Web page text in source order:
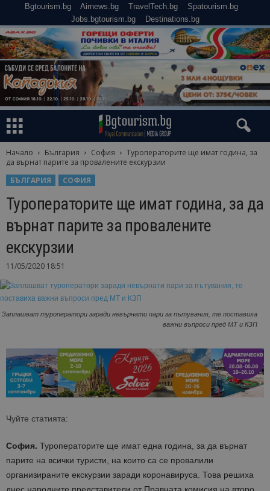
Bgtourism.bg Airnews.bg TravelTech.bg
Spatourism.bg
Jobs.bgtourism.bg
Destinations.bg
Начало България София
Туроператорите ще имат година, за
да върнат парите за провалените екскурзии
БЪЛГАРИЯ
СОФИЯ
Туроператорите ще имат година, за да
върнат парите за провалените
екскурзии
11/05/2020 18:51
Заплашват туроператори заради невърнати пари за пътувания, те поставиха
важни въпроси пред МТ и КЗП
Чуйте статията:
София. Туроператорите ще имат една година, за да върнат
парите на всички туристи, на които са се провалили
организираните екскурзии заради коронавируса. Това решиха